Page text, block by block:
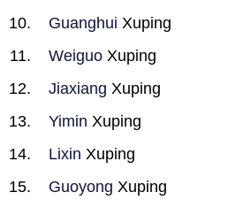
Guanghui Xuping
Weiguo Xuping
Jiaxiang Xuping
Yimin Xuping
Lixin Xuping
Guoyong Xuping